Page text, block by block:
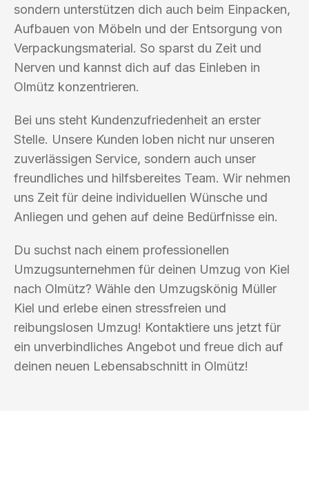
sondern unterstützen dich auch beim Einpacken,
Aufbauen von Möbeln und der Entsorgung von
Verpackungsmaterial. So sparst du Zeit und
Nerven und kannst dich auf das Einleben in
Olmütz konzentrieren.
Bei uns steht Kundenzufriedenheit an erster
Stelle. Unsere Kunden loben nicht nur unseren
zuverlässigen Service, sondern auch unser
freundliches und hilfsbereites Team. Wir nehmen
uns Zeit für deine individuellen Wünsche und
Anliegen und gehen auf deine Bedürfnisse ein.
Du suchst nach einem professionellen
Umzugsunternehmen für deinen Umzug von Kiel
nach Olmütz? Wähle den Umzugskönig Müller
Kiel und erlebe einen stressfreien und
reibungslosen Umzug! Kontaktiere uns jetzt für
ein unverbindliches Angebot und freue dich auf
deinen neuen Lebensabschnitt in Olmütz!